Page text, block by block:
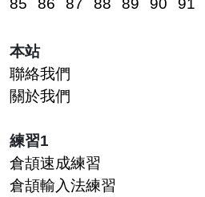
本站
聯絡我們
關於我們
練習1
倉頡速成練習
倉頡輸入法練習